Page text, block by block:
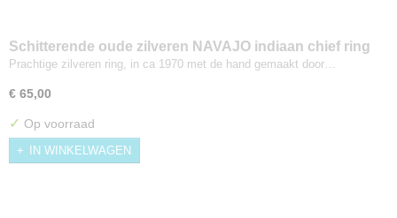
Schitterende oude zilveren NAVAJO indiaan chief ring
Maat 19,5
Prachtige zilveren ring, in ca 1970 met de hand gemaakt door…
€ 65,00
✓ Op voorraad
IN WINKELWAGEN